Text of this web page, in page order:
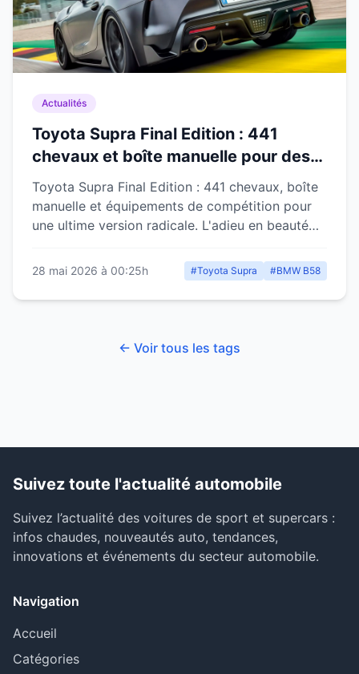
Actualités
Toyota Supra Final Edition : 441
chevaux et boîte manuelle pour des
adieux en apothéose
Toyota Supra Final Edition : 441 chevaux, boîte
manuelle et équipements de compétition pour
une ultime version radicale. L'adieu en beauté
28 mai 2026 à 00:25h #Toyota Supra #BMW B58
← Voir tous les tags
Suivez toute l'actualité automobile
Suivez l’actualité des voitures de sport et supercars :
infos chaudes, nouveautés auto, tendances,
innovations et événements du secteur automobile.
Navigation
Accueil
Catégories